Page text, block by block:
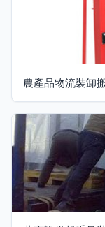
農產品物流裝卸